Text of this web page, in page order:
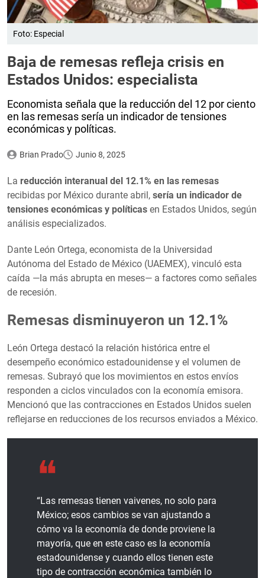
Foto: Especial
Baja de remesas refleja crisis en
Estados Unidos: especialista
Economista señala que la reducción del 12 por ciento
en las remesas sería un indicador de tensiones
económicas y políticas.
Brian Prado Junio 8, 2025
La reducción interanual del 12.1% en las remesas
recibidas por México durante abril, sería un indicador de
tensiones económicas y políticas en Estados Unidos, según
análisis especializados.
Dante León Ortega, economista de la Universidad
Autónoma del Estado de México (UAEMEX), vinculó esta
caída —la más abrupta en meses— a factores como señales
de recesión.
Remesas disminuyeron un 12.1%
León Ortega destacó la relación histórica entre el
desempeño económico estadounidense y el volumen de
remesas. Subrayó que los movimientos en estos envíos
responden a ciclos vinculados con la economía emisora.
Mencionó que las contracciones en Estados Unidos suelen
reflejarse en reducciones de los recursos enviados a México.
“Las remesas tienen vaivenes, no solo para
México; esos cambios se van ajustando a
cómo va la economía de donde proviene la
mayoría, que en este caso es la economía
estadounidense y cuando ellos tienen este
tipo de contracción económica también lo